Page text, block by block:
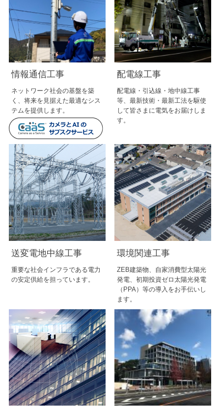
情報通信工事
ネットワーク社会の基盤を築
く、将来を見据えた最適なシス
テムを提供します。
配電線工事
配電線・引込線・地中線工事
等、最新技術・最新工法を駆使
して皆さまに電気をお届けしま
す。
送変電地中線工事
重要な社会インフラである電力
の安定供給を担っています。
環境関連工事
ZEB建築物、自家消費型太陽光
発電、初期投資ゼロ太陽光発電
（PPA）等の導入をお手伝いし
ます。